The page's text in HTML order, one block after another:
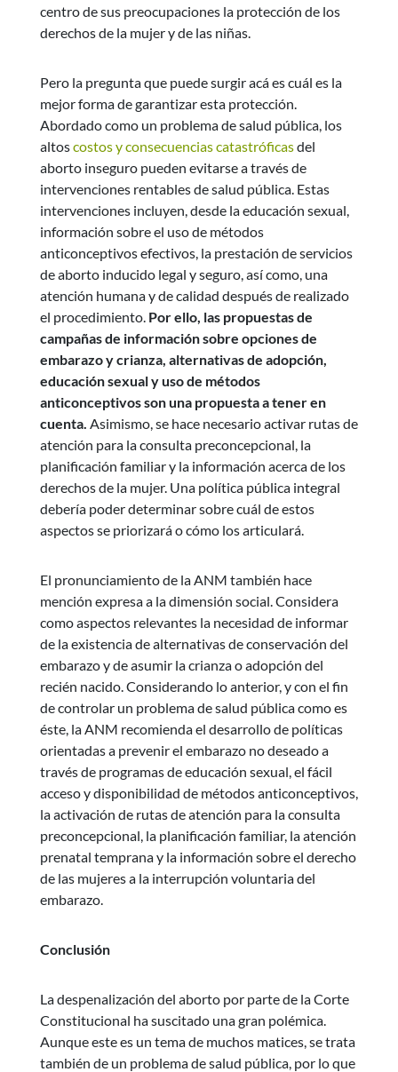
centro de sus preocupaciones la protección de los
derechos de la mujer y de las niñas.
Pero la pregunta que puede surgir acá es cuál es la
mejor forma de garantizar esta protección.
Abordado como un problema de salud pública, los
altoscostos y consecuencias catastróficasdel
aborto inseguro pueden evitarse a través de
intervenciones rentables de salud pública. Estas
intervenciones incluyen, desde la educación sexual,
información sobre el uso de métodos
anticonceptivos efectivos, la prestación de servicios
de aborto inducido legal y seguro, así como, una
atención humana y de calidad después de realizado
el procedimiento. Por ello, las propuestas de
campañas de información sobre opciones de
embarazo y crianza, alternativas de adopción,
educación sexual y uso de métodos
anticonceptivos son una propuesta a tener en
cuenta. Asimismo, se hace necesario activar rutas de
atención para la consulta preconcepcional, la
planificación familiar y la información acerca de los
derechos de la mujer. Una política pública integral
debería poder determinar sobre cuál de estos
aspectos se priorizará o cómo los articulará.
El pronunciamiento de la ANM también hace
mención expresa a la dimensión social. Considera
como aspectos relevantes la necesidad de informar
de la existencia de alternativas de conservación del
embarazo y de asumir la crianza o adopción del
recién nacido. Considerando lo anterior, y con el fin
de controlar un problema de salud pública como es
éste, la ANM recomienda el desarrollo de políticas
orientadas a prevenir el embarazo no deseado a
través de programas de educación sexual, el fácil
acceso y disponibilidad de métodos anticonceptivos,
la activación de rutas de atención para la consulta
preconcepcional, la planificación familiar, la atención
prenatal temprana y la información sobre el derecho
de las mujeres a la interrupción voluntaria del
embarazo.
Conclusión
La despenalización del aborto por parte de la Corte
Constitucional ha suscitado una gran polémica.
Aunque este es un tema de muchos matices, se trata
también de un problema de salud pública, por lo que